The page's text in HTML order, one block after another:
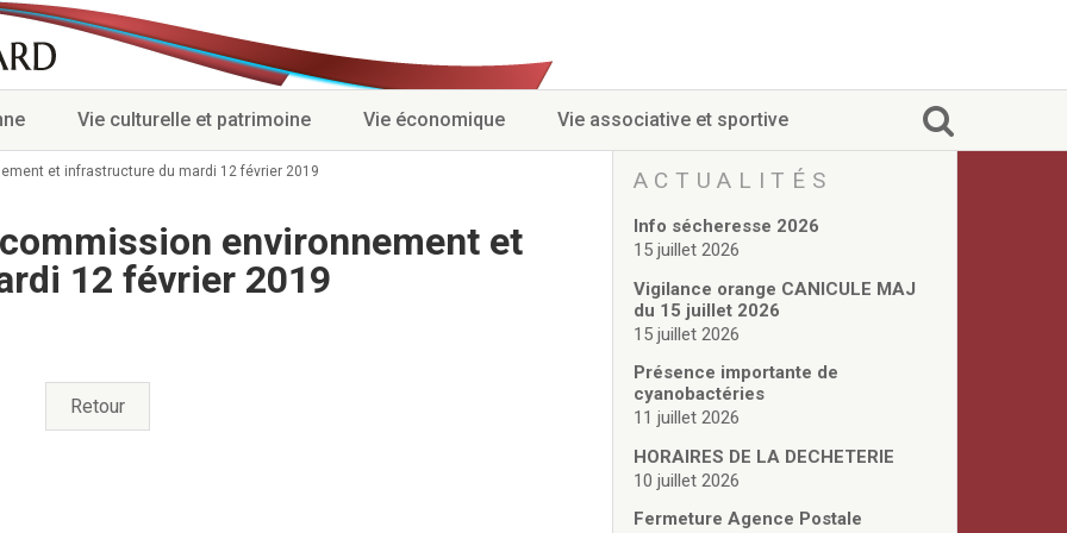
Vie culturelle et patrimoine Vie économique Vie associative et sportive
et infrastructure du mardi 12 février 2019
environnement et
12 février 2019
Retour
ACTUALITÉS
Info sécheresse 2026
15 juillet 2026
Vigilance orange CANICULE MAJ
du 15 juillet 2026
15 juillet 2026
Présence importante de
cyanobactéries
11 juillet 2026
HORAIRES DE LA DECHETERIE
10 juillet 2026
Fermeture Agence Postale